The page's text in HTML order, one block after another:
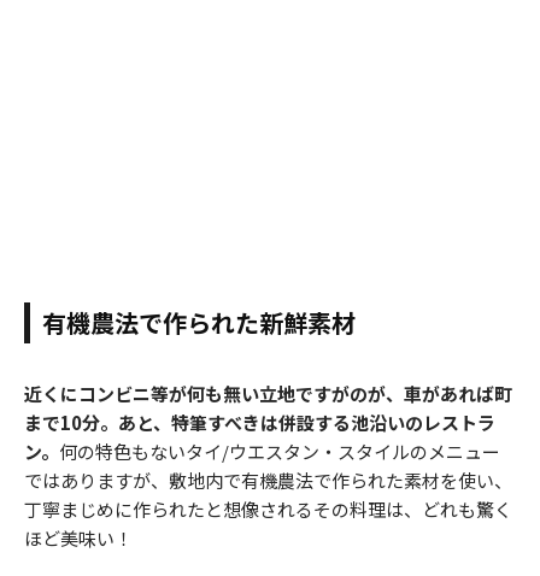
有機農法で作られた新鮮素材
近くにコンビニ等が何も無い立地ですがのが、車があれば町
まで10分。あと、特筆すべきは併設する池沿いのレストラ
ン。 何の特色もないタイ/ウエスタン・スタイルのメニュー
ではありますが、敷地内で有機農法で作られた素材を使い、
丁寧まじめに作られたと想像されるその料理は、どれも驚く
ほど美味い！